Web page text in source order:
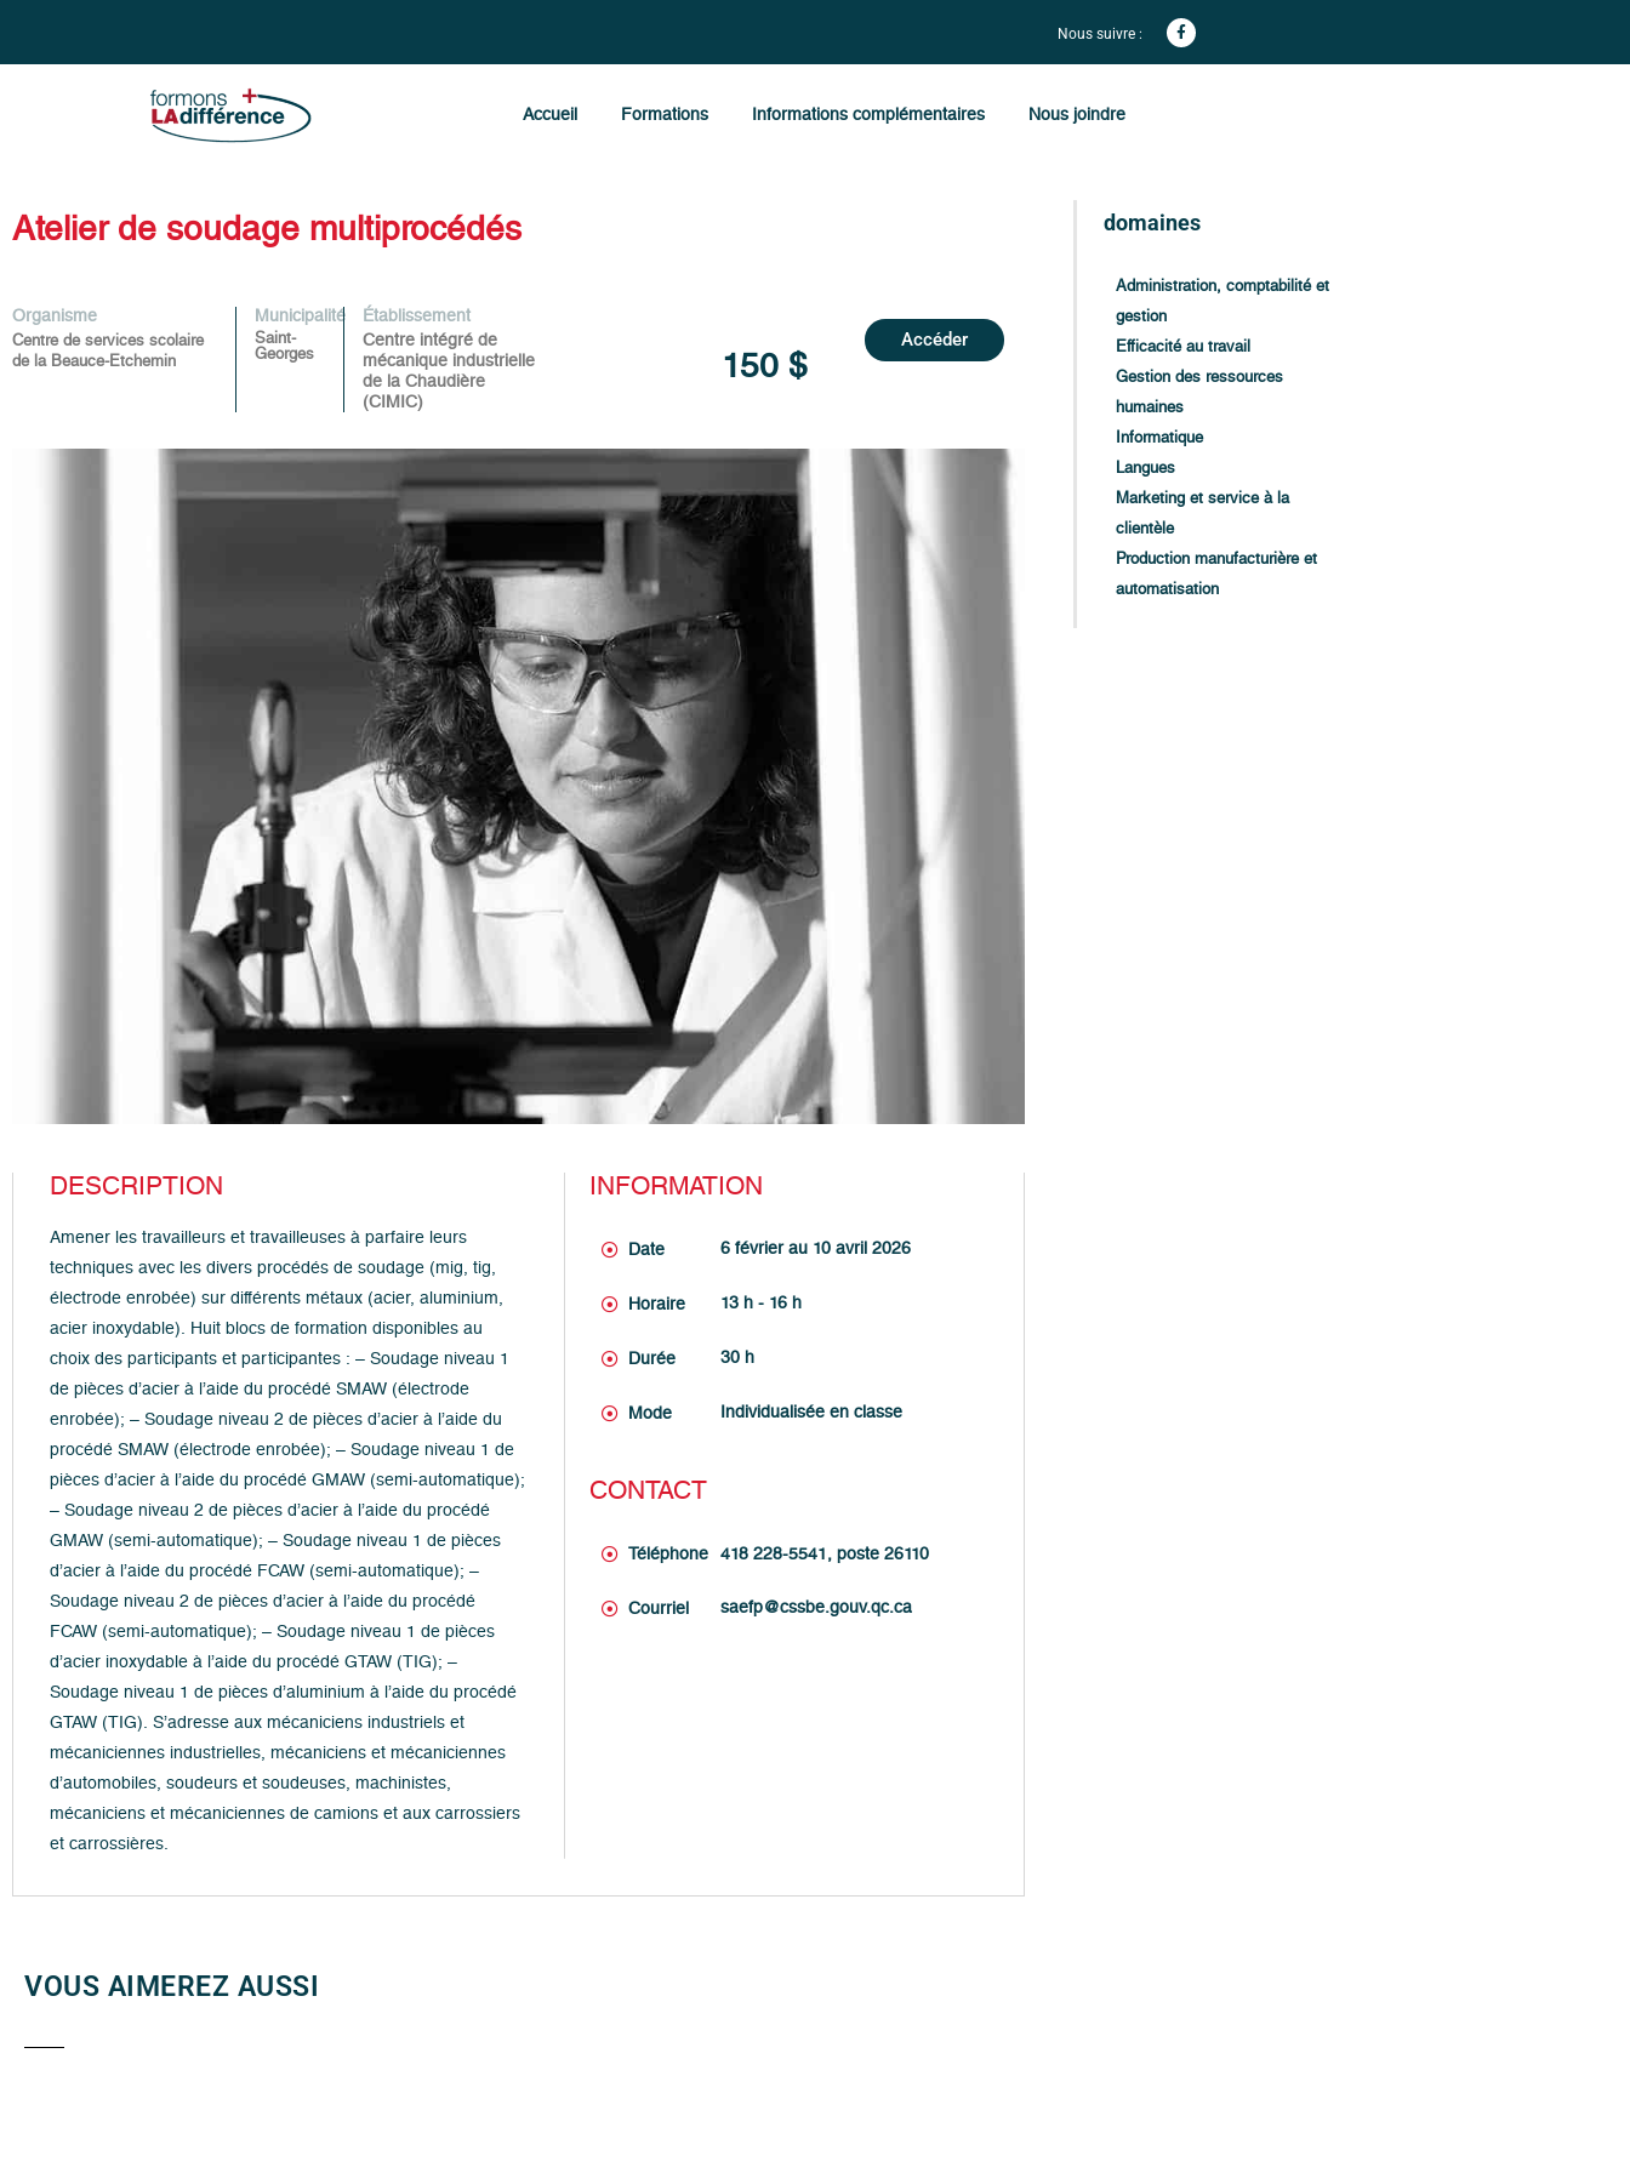
Nous suivre :
Accueil Formations Informations complémentaires Nous joindre
Atelier de soudage multiprocédés
Organisme
Centre de services scolaire
de la Beauce-Etchemin
Municipalité
Saint-
Georges
Établissement
Centre intégré de
mécanique industrielle
de la Chaudière
(CIMIC)
150 $
Accéder
DESCRIPTION
Amener les travailleurs et travailleuses à parfaire leurs
techniques avec les divers procédés de soudage (mig, tig,
électrode enrobée) sur différents métaux (acier, aluminium,
acier inoxydable). Huit blocs de formation disponibles au
choix des participants et participantes : – Soudage niveau 1
de pièces d’acier à l’aide du procédé SMAW (électrode
enrobée); – Soudage niveau 2 de pièces d’acier à l’aide du
procédé SMAW (électrode enrobée); – Soudage niveau 1 de
pièces d’acier à l’aide du procédé GMAW (semi-automatique);
– Soudage niveau 2 de pièces d’acier à l’aide du procédé
GMAW (semi-automatique); – Soudage niveau 1 de pièces
d’acier à l’aide du procédé FCAW (semi-automatique); –
Soudage niveau 2 de pièces d’acier à l’aide du procédé
FCAW (semi-automatique); – Soudage niveau 1 de pièces
d’acier inoxydable à l’aide du procédé GTAW (TIG); –
Soudage niveau 1 de pièces d’aluminium à l’aide du procédé
GTAW (TIG). S’adresse aux mécaniciens industriels et
mécaniciennes industrielles, mécaniciens et mécaniciennes
d’automobiles, soudeurs et soudeuses, machinistes,
mécaniciens et mécaniciennes de camions et aux carrossiers
et carrossières.
INFORMATION
Date 6 février au 10 avril 2026
Horaire 13 h - 16 h
Durée 30 h
Mode Individualisée en classe
CONTACT
Téléphone 418 228-5541, poste 26110
Courriel saefp@cssbe.gouv.qc.ca
VOUS AIMEREZ AUSSI
domaines
Administration, comptabilité et
gestion
Efficacité au travail
Gestion des ressources
humaines
Informatique
Langues
Marketing et service à la
clientèle
Production manufacturière et
automatisation